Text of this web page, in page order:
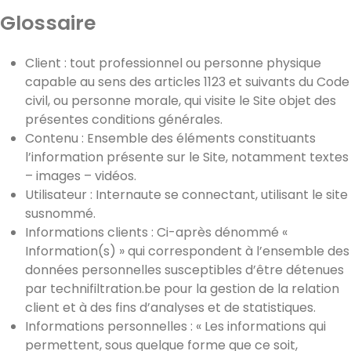
Glossaire
Client : tout professionnel ou personne physique
capable au sens des articles 1123 et suivants du Code
civil, ou personne morale, qui visite le Site objet des
présentes conditions générales.
Contenu : Ensemble des éléments constituants
l’information présente sur le Site, notamment textes
– images – vidéos.
Utilisateur : Internaute se connectant, utilisant le site
susnommé.
Informations clients : Ci-après dénommé «
Information(s) » qui correspondent à l’ensemble des
données personnelles susceptibles d’être détenues
par technifiltration.be pour la gestion de la relation
client et à des fins d’analyses et de statistiques.
Informations personnelles : « Les informations qui
permettent, sous quelque forme que ce soit,